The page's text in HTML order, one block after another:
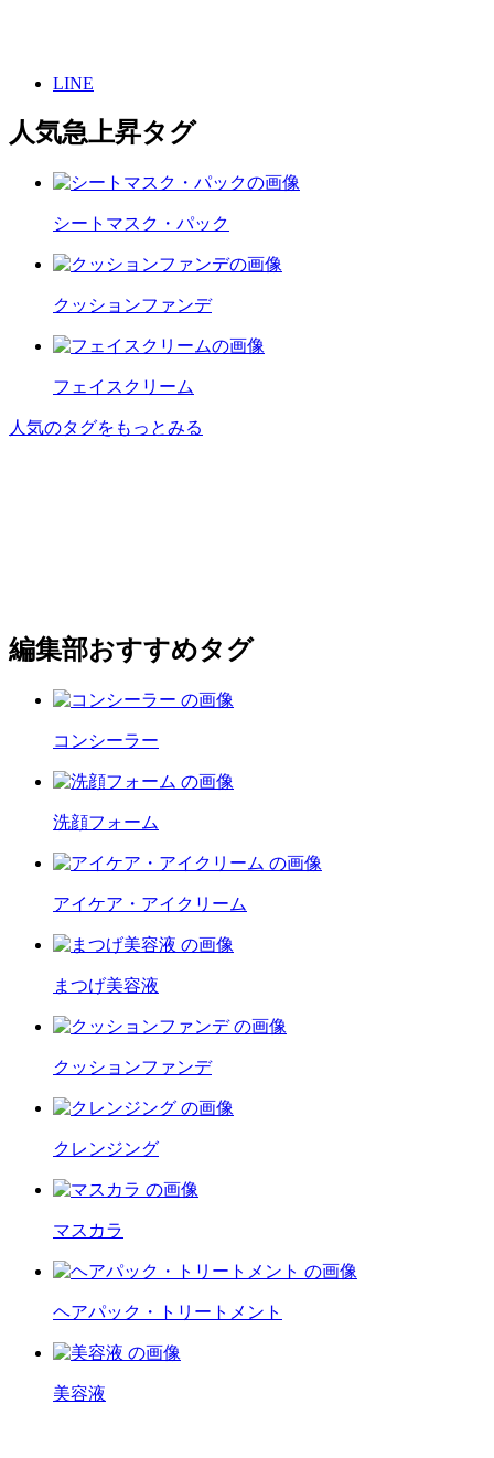
LINE
人気急上昇タグ
シートマスク・パック
クッションファンデ
フェイスクリーム
人気のタグをもっとみる
編集部おすすめタグ
コンシーラー
洗顔フォーム
アイケア・アイクリーム
まつげ美容液
クッションファンデ
クレンジング
マスカラ
ヘアパック・トリートメント
美容液